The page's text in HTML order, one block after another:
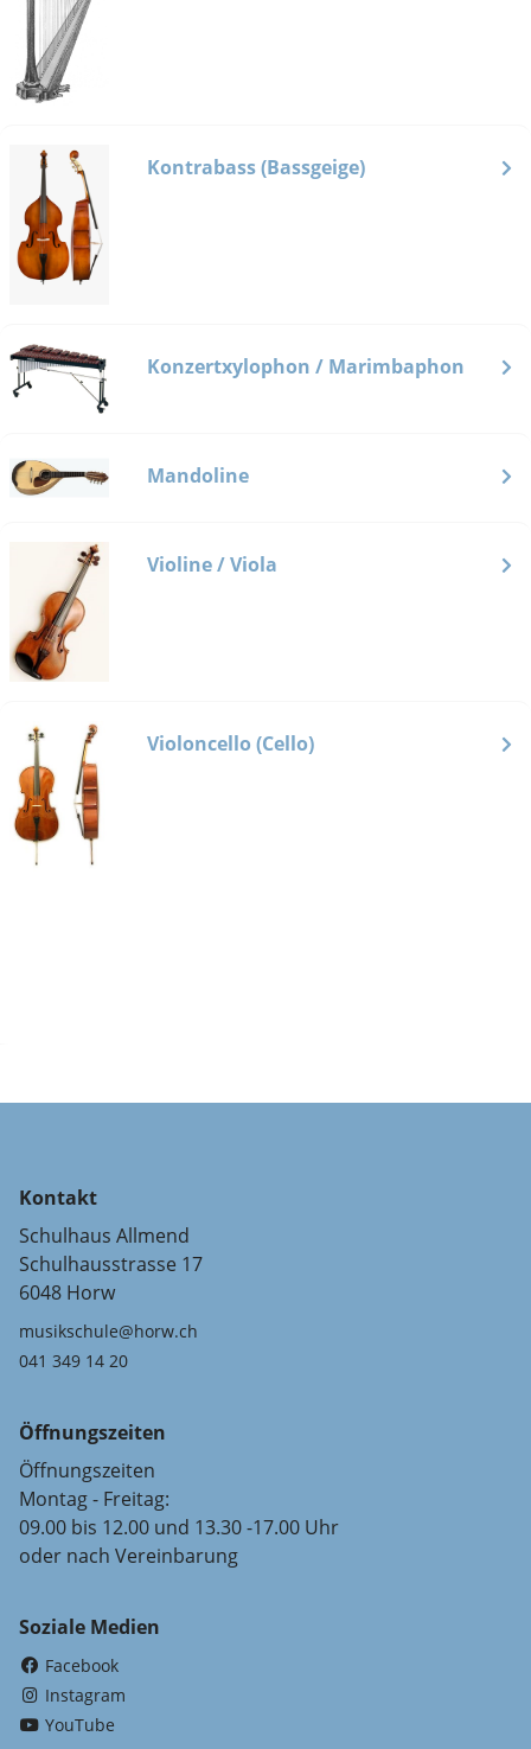
Kontrabass (Bassgeige)
Konzertxylophon / Marimbaphon
Mandoline
Violine / Viola
Violoncello (Cello)
Kontakt
Schulhaus Allmend
Schulhausstrasse 17
6048 Horw
musikschule@horw.ch
041 349 14 20
Öffnungszeiten
Öffnungszeiten
Montag - Freitag:
09.00 bis 12.00 und 13.30 -17.00 Uhr
oder nach Vereinbarung
Soziale Medien
Facebook
Instagram
YouTube